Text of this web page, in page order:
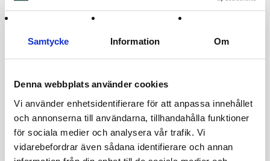
Samtycke Information Om
Denna webbplats använder cookies
Vi använder enhetsidentifierare för att anpassa innehållet
och annonserna till användarna, tillhandahålla funktioner
för sociala medier och analysera vår trafik. Vi
vidarebefordrar även sådana identifierare och annan
,
Pistage
kärnor
Skalade
premiu
m (USA)
200,00kr
,
Pistage
nötter
premiu
m
(turkisk
a)
Nötter &
Mandel
skalad
rå halv
75,00 kr
–
450,00kr
Pistage
kärnor
Skalade
premiu
m
(Syrisk)
Mandel
USA rå
35,00kr